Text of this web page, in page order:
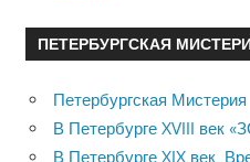
ПЕТЕРБУРГСКАЯ
Петербургская Мистерия
В Петербурге XVIII век
В Петербурге XIX век.